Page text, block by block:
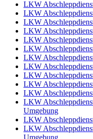
LKW
LKW
LKW
LKW
LKW
LKW
LKW
LKW
LKW
LKW
LKW
LKW
Umgebung
LKW
LKW